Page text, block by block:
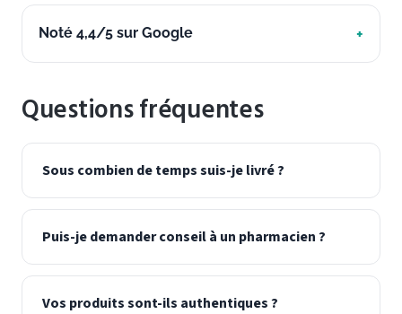
Noté 4,4/5 sur Google
Questions fréquentes
Sous combien de temps suis-je livré ?
Puis-je demander conseil à un pharmacien ?
Vos produits sont-ils authentiques ?